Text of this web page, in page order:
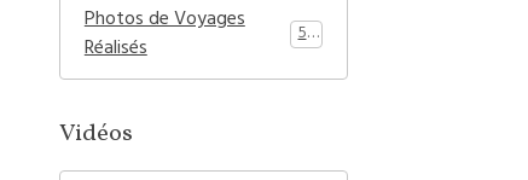
Photos de Voyages
Réalisés
54
Vidéos